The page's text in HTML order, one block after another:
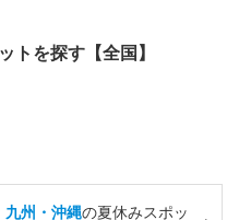
トを探す【全国】
九州・沖縄の夏休みスポッ